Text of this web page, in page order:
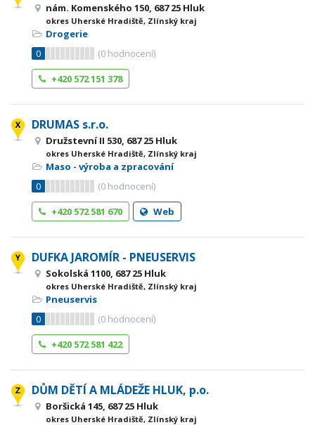
nám. Komenského 150, 687 25 Hluk
okres Uherské Hradiště, Zlínský kraj
Drogerie
0
(0 hodnocení)
+420 572 151 378
DRUMAS s.r.o.
Družstevní II 530, 687 25 Hluk
okres Uherské Hradiště, Zlínský kraj
Maso - výroba a zpracování
0
(0 hodnocení)
+420 572 581 670
Web
DUFKA JAROMÍR - PNEUSERVIS
Sokolská 1100, 687 25 Hluk
okres Uherské Hradiště, Zlínský kraj
Pneuservis
0
(0 hodnocení)
+420 572 581 422
DŮM DĚTÍ A MLÁDEŽE HLUK, p.o.
Boršická 145, 687 25 Hluk
okres Uherské Hradiště, Zlínský kraj